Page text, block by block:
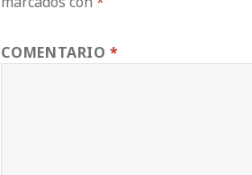
COMENTARIO*